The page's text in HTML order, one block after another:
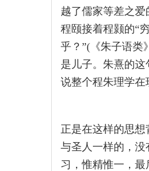
越了儒家等差之爱
程颐接着程颢的“
乎？”(《朱子语类
是儿子。朱熹的
说整个程朱理学在
正是在这样的思
与圣人一样的，
习，惟精惟一，